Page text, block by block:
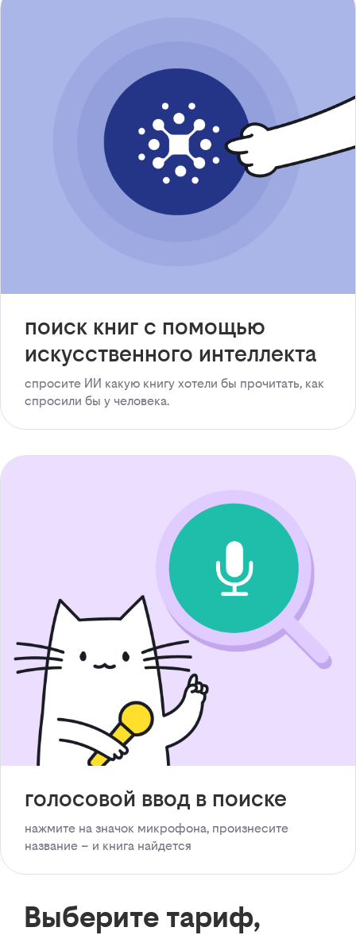
поиск книг с помощью
искусственного интеллекта
спросите ИИ какую книгу хотели бы прочитать, как
спросили бы у человека.
голосовой ввод в поиске
нажмите на значок микрофона, произнесите
название – и книга найдется
Выберите тариф,